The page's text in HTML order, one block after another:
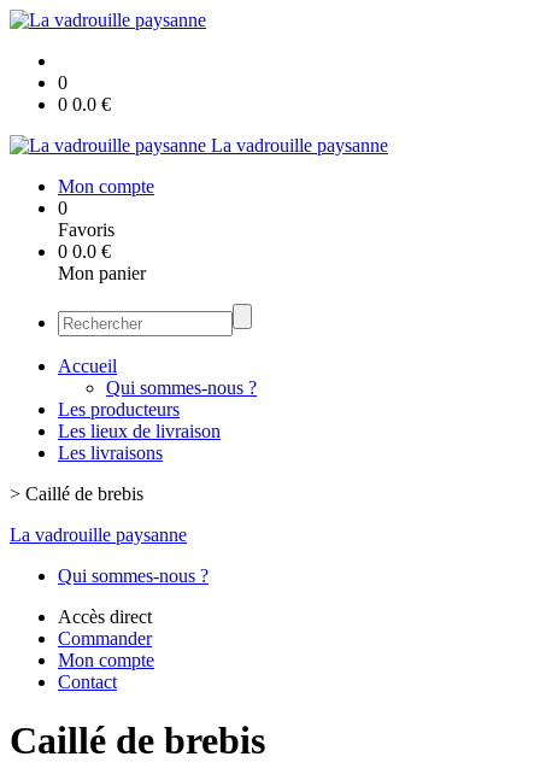
0
0 0.0 €
La vadrouille paysanne
Mon compte
0
Favoris
0 0.0 €
Mon panier
Accueil
Qui sommes-nous ?
Les producteurs
Les lieux de livraison
Les livraisons
> Caillé de brebis
La vadrouille paysanne
Qui sommes-nous ?
Accès direct
Commander
Mon compte
Contact
Caillé de brebis